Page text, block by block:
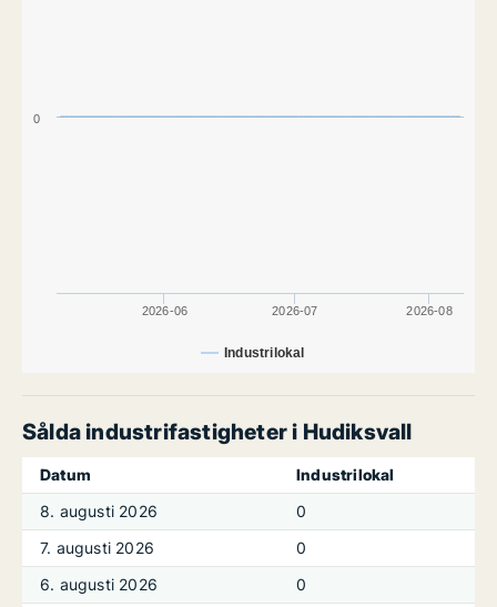
Industrilokal
2026-06 2026-07 2026-08
0
Sålda industrifastigheter i Hudiksvall
Datum
Industrilokal
8. augusti 2026
0
7. augusti 2026
0
6. augusti 2026
0